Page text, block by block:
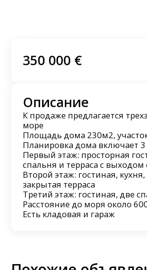
350 000 €
Описание
К продаже предлагается
море
Площадь дома 230м2,
Планировка дома включает 3
Первый этаж: просторная
спальня и терраса с выходом
Второй этаж: гостиная,
закрытая терраса
Третий этаж: гостиная, две
Расстояние до моря около
Есть кладовая и гараж